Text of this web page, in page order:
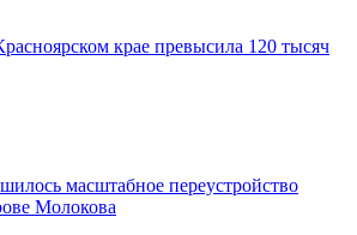
крае превысила 120 тысяч
масштабное переустройство
Молокова